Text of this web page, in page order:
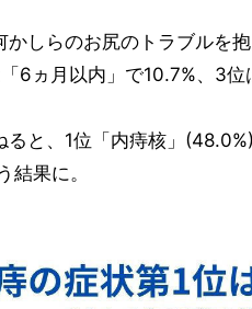
かしらのお尻のトラブルを
6ヵ月以内」で10.7%、3位
ると、1位「内痔核」
結果に。